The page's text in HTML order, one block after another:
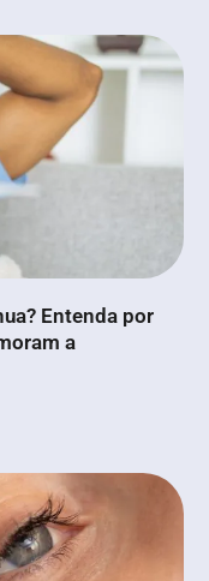
Entenda por
a